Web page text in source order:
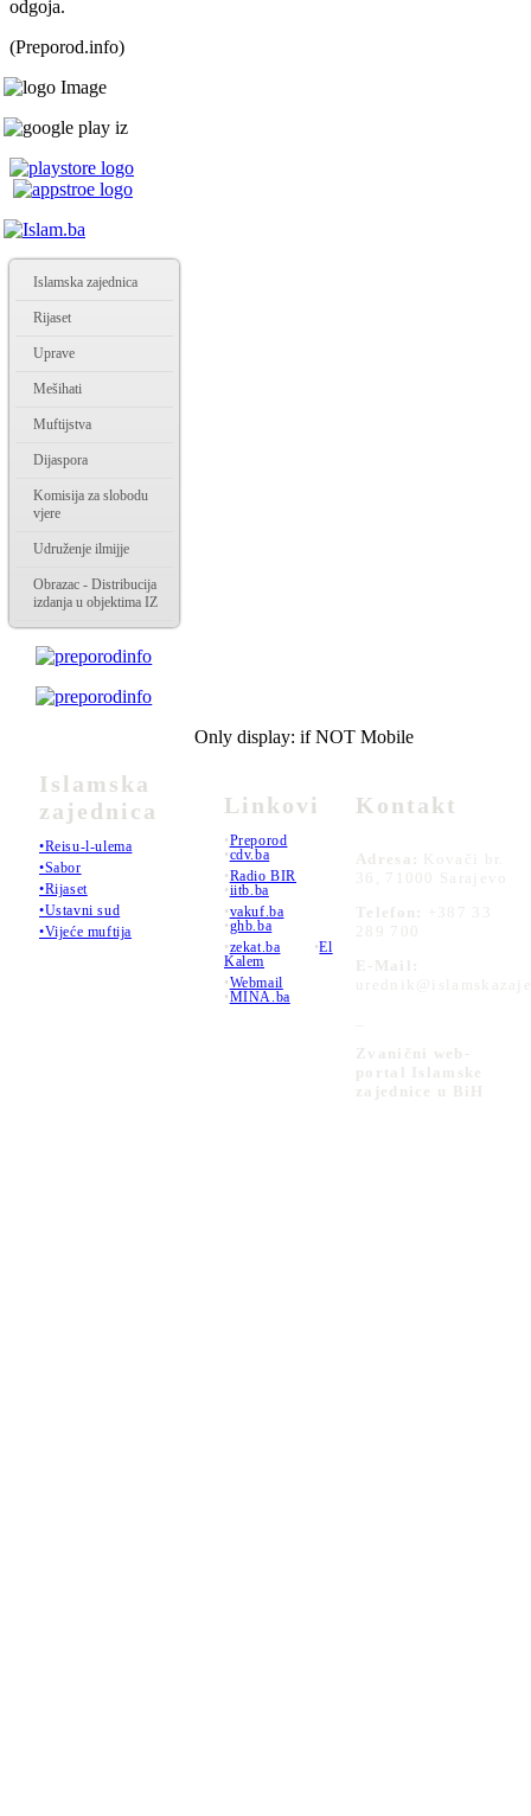
odgoja.
(Preporod.info)
Islamska zajednica
Rijaset
Uprave
Mešihati
Muftijstva
Dijaspora
Komisija za slobodu
vjere
Udruženje ilmijje
Obrazac - Distribucija
izdanja u objektima IZ
Islamska
zajednica
•Reisu-l-ulema
•Sabor
•Rijaset
•Ustavni sud
•Vijeće muftija
Only display: if NOT Mobile
Linkovi
•Preporod
•cdv.ba
•Radio BIR
•iitb.ba
•vakuf.ba
•ghb.ba
•zekat.ba •El
Kalem
•Webmail
•MINA.ba
Kontakt
Adresa:
Kovači br.
36, 71000 Sarajevo
Telefon:
+387 33
289 700
E-Mail:
Zvanični web-
portal Islamske
zajednice u BiH